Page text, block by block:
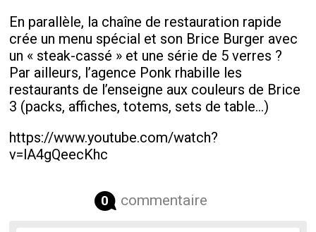
En parallèle, la chaîne de restauration rapide
crée un menu spécial et son Brice Burger avec
un « steak-cassé » et une série de 5 verres ?
Par ailleurs, l’agence Ponk rhabille les
restaurants de l’enseigne aux couleurs de Brice
3 (packs, affiches, totems, sets de table...)
https://www.youtube.com/watch?
v=lA4gQeecKhc
0 commentaire